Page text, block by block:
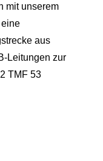
mit unserem
aus
Leitungen zur
TMF 53